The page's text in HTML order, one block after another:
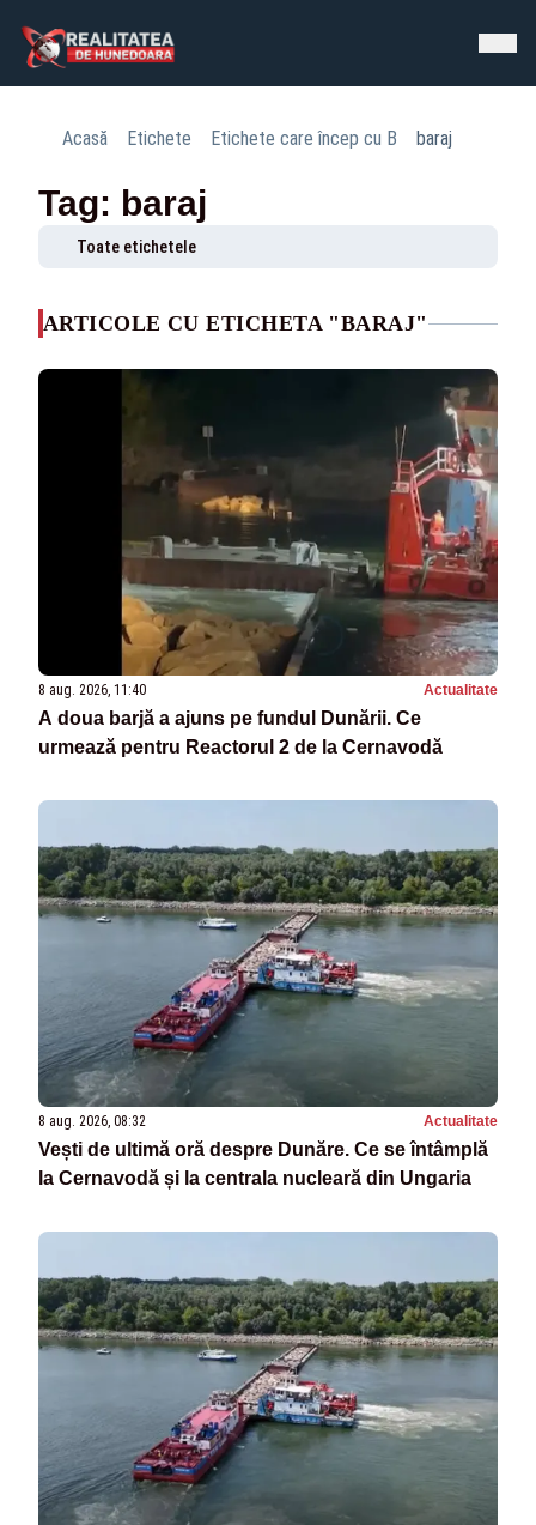
Acasă Etichete Etichete care încep cu B baraj
Tag: baraj
Toate etichetele
ARTICOLE CU ETICHETA "BARAJ"
8 aug. 2026, 11:40 Actualitate
A doua barjă a ajuns pe fundul Dunării. Ce
urmează pentru Reactorul 2 de la Cernavodă
8 aug. 2026, 08:32 Actualitate
Vești de ultimă oră despre Dunăre. Ce se întâmplă
la Cernavodă și la centrala nucleară din Ungaria